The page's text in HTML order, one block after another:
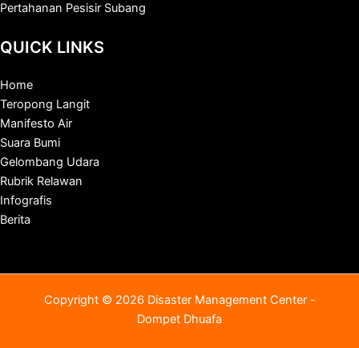
Pertahanan Pesisir Subang
QUICK LINKS
Home
Teropong Langit
Manifesto Air
Suara Bumi
Gelombang Udara
Rubrik Relawan
Infografis
Berita
Copyright © 2026 Disaster Management Center -
Dompet Dhuafa